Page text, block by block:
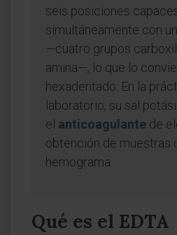
seis posiciones
simultáneamente con un
—cuatro grupos
amina—, lo que lo
hexadentado. En la
laboratorio, su sal
el anticoagulante de
obtención de muestras
hemograma.
Qué es el EDTA